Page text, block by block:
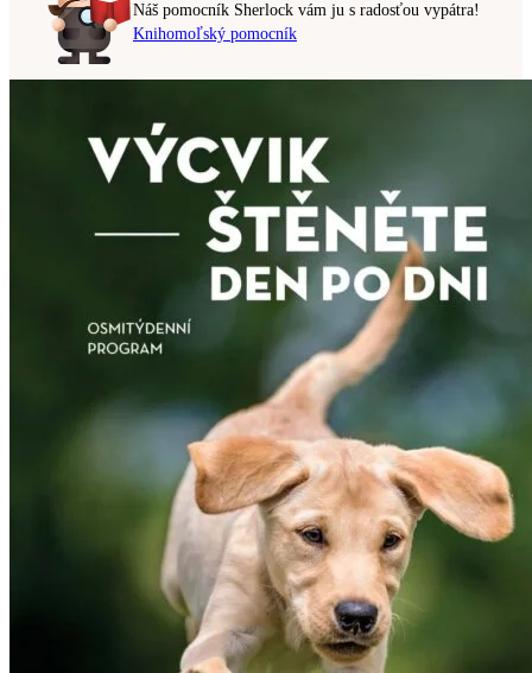
Náš pomocník Sherlock vám ju s radosťou vypátra!
Knihomoľský pomocník